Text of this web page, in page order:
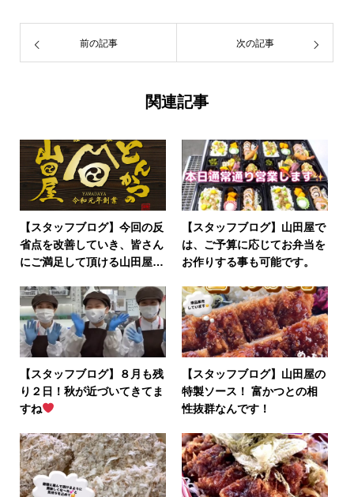
前の記事 次の記事
関連記事
【スタッフブログ】今回の反
省点を改善していき、皆さん
にご満足して頂ける山田屋に
【スタッフブログ】山田屋で
は、ご予算に応じてお弁当を
お作りする事も可能です。
【スタッフブログ】８月も残
り２日！秋が近づいてきてま
すね
【スタッフブログ】山田屋の
特製ソース！ 富かつとの相
性抜群なんです！